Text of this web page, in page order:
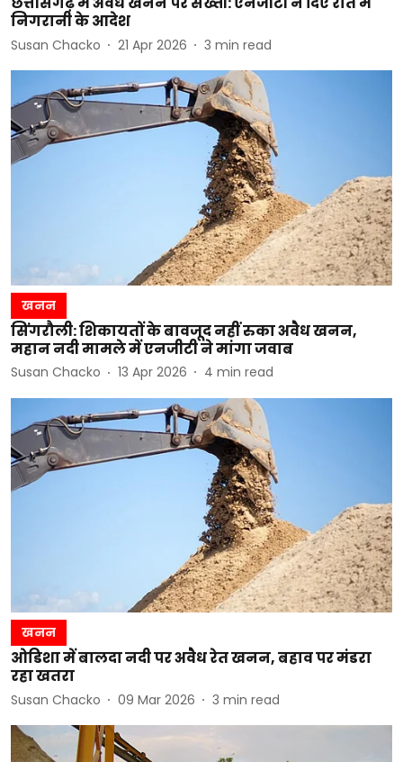
निगरानी के आदेश
Susan Chacko 21 Apr 2026 3 min read
खनन
सिंगरौली: शिकायतों के बावजूद नहीं रुका अवैध खनन,
महान नदी मामले में एनजीटी ने मांगा जवाब
Susan Chacko 13 Apr 2026 4 min read
खनन
ओडिशा में बालदा नदी पर अवैध रेत खनन, बहाव पर मंडरा
रहा खतरा
Susan Chacko 09 Mar 2026 3 min read